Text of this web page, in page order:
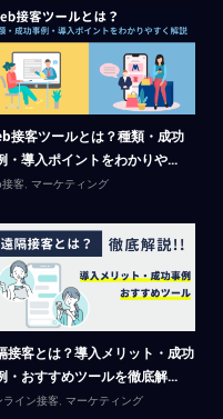
接客ツールとは？種類・成功
・導入ポイントをわかりや...
客 マーケティング
接客とは？導入メリット・成功
・おすすめツールを徹底解...
ライン接客 マーケティング